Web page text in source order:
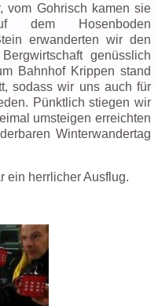
vom Gohrisch kamen sie
dem Hosenboden
erwanderten wir den
genüsslich
Bahnhof Krippen stand
sodass wir uns auch für
Pünktlich stiegen wir
umsteigen erreichten
Winterwandertag
ein herrlicher Ausflug.